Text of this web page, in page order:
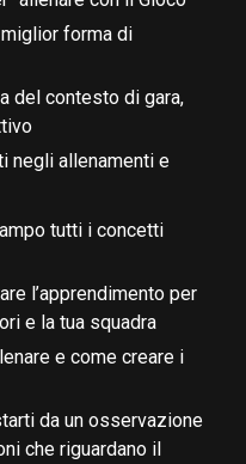
forma di
del contesto di gara,
negli allenamenti e
tutti i concetti
l’apprendimento per
e la tua squadra
e come creare i
da un osservazione
che riguardano il